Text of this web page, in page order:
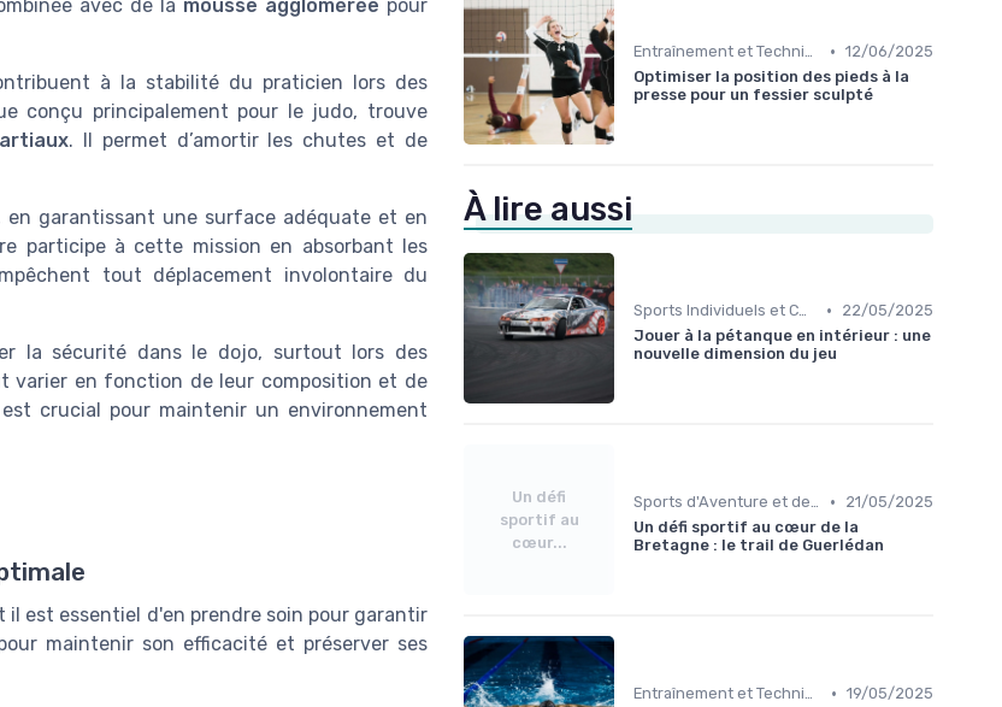
avec de la mousse agglomérée pour
à la stabilité du praticien lors des
conçu principalement pour le judo, trouve
. Il permet d’amortir les chutes et de
en garantissant une surface adéquate et en
participe à cette mission en absorbant les
tout déplacement involontaire du
la sécurité dans le dojo, surtout lors des
varier en fonction de leur composition et de
crucial pour maintenir un environnement
est essentiel d'en prendre soin pour garantir
maintenir son efficacité et préserver ses
Entraînement et Techniques • 12/06/2025
Optimiser la position des pieds à la
presse pour un fessier sculpté
À lire aussi
Sports Individuels et Collectifs •
22/05/2025
Jouer à la pétanque en intérieur : une
nouvelle dimension du jeu
Un défi
sportif au
cœur...
Sports d'Aventure et de Plein Air •
21/05/2025
Un défi sportif au cœur de la
Bretagne : le trail de Guerlédan
Entraînement et Techniques • 19/05/2025